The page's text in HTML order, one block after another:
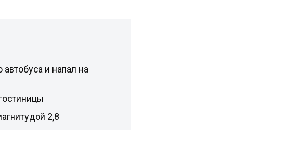
и напал на
2,8